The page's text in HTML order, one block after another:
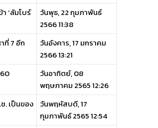
‘ลัมโบร์
วันพุธ, 22 กุมภาพันธ์
2566 11:38
ที่ 7 อีก
วันอังคาร, 17 มกราคม
2566 13:21
วันอาทิตย์, 08
พฤษภาคม 2565 12:26
. เป็นของ
วันพฤหัสบดี, 17
กุมภาพันธ์ 2565 12:54